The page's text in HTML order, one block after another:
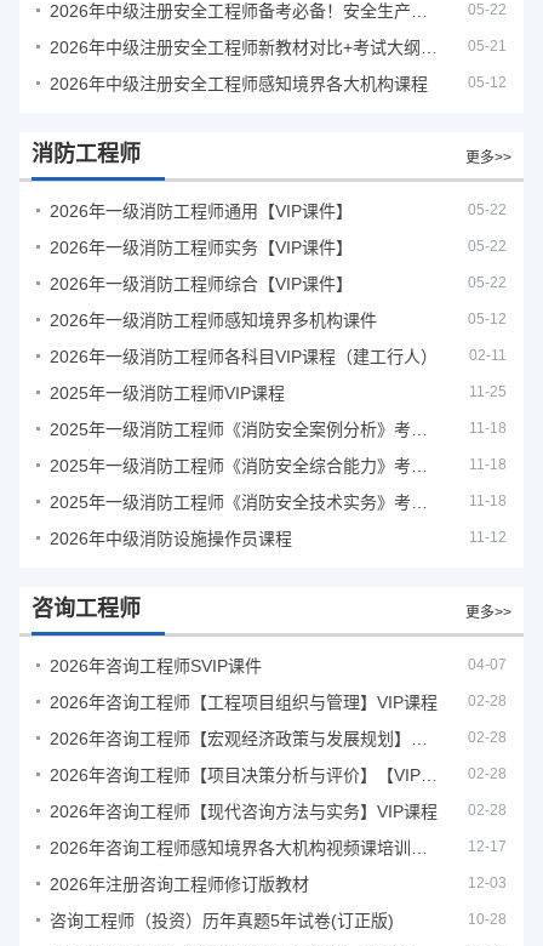
05-22
05-21
2026年中级注册安全工程师感知境界各大机构课程 05-12
消防工程师 更多>>
2026年一级消防工程师通用【VIP课件】 05-22
2026年一级消防工程师实务【VIP课件】 05-22
2026年一级消防工程师综合【VIP课件】 05-22
2026年一级消防工程师感知境界多机构课件 05-12
2026年一级消防工程师各科目VIP课程（建工行人） 02-11
2025年一级消防工程师VIP课程 11-25
11-18
11-18
11-18
2026年中级消防设施操作员课程 11-12
咨询工程师 更多>>
2026年咨询工程师SVIP课件 04-07
2026年咨询工程师【工程项目组织与管理】VIP课程 02-28
02-28
02-28
2026年咨询工程师【现代咨询方法与实务】VIP课程 02-28
12-17
2026年注册咨询工程师修订版教材 12-03
咨询工程师（投资）历年真题5年试卷(订正版) 10-28